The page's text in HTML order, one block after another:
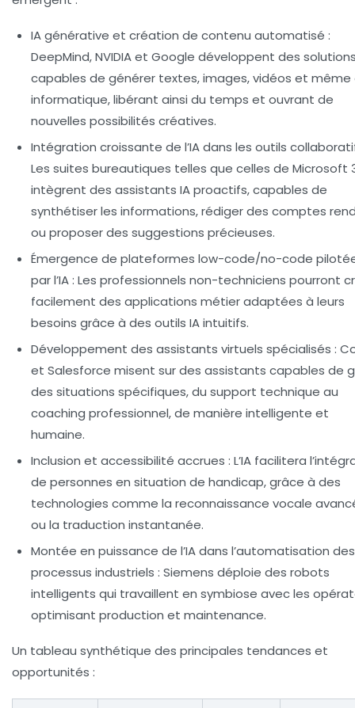
IA générative et création de contenu automatisé :
DeepMind, NVIDIA et Google développent des
capables de générer textes, images, vidéos et
informatique, libérant ainsi du temps et ouvrant de
nouvelles possibilités créatives.
Intégration croissante de l’IA dans les outils
Les suites bureautiques telles que celles de Microsoft
intègrent des assistants IA proactifs, capables de
synthétiser les informations, rédiger des comptes
ou proposer des suggestions précieuses.
Émergence de plateformes low-code/no-code
par l’IA: Les professionnels non-techniciens pourront
facilement des applications métier adaptées à leurs
besoins grâce à des outils IA intuitifs.
Développement des assistants virtuels spécialisés :
et Salesforce misent sur des assistants capables de
des situations spécifiques, du support technique au
coaching professionnel, de manière intelligente et
humaine.
Inclusion et accessibilité accrues : L’IA facilitera
de personnes en situation de handicap, grâce à des
technologies comme la reconnaissance vocale
ou la traduction instantanée.
Montée en puissance de l’IA dans l’automatisation des
processus industriels : Siemens déploie des robots
intelligents qui travaillent en symbiose avec les
optimisant production et maintenance.
Un tableau synthétique des principales tendances et
opportunités :